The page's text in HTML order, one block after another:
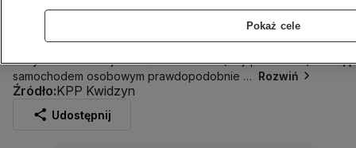
uderzył w drzewo
Czteryosobyzostałyrannewwypadkudrogowym,dow środę
nocydoszłowmiejscowościWandowo (woj.pomorskie).Kierują
samochodem osobowym prawdopodobnie Rozwiń
Źródło:KPP Kwidzyn
Udostępnij
Pokaż cele